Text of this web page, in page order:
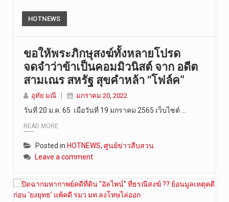
HOTNEWS
ขอให้พระภิกษุสงฆ์ทั้งหลายโปรด
จดจำว่าข้าเป็นคอมมิวนิสต์ จาก อดีต
สามเณร สหรัฐ สุขคำหล้า “โฟล์ค”
อุทัย มณี มกราคม 20, 2022
วันที่ 20 ม.ค. 65 เมื่อวันที่ 19 มกราคม 2565 เว็บไซต์ …
READ MORE
Posted in HOTNEWS, ศูนย์ข่าวสืบสวน
Leave a comment